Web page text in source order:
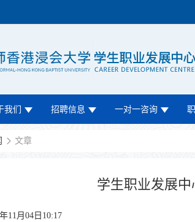
我们 招聘信息 一对一咨询
文章
学生职业发展
11月04日10:17